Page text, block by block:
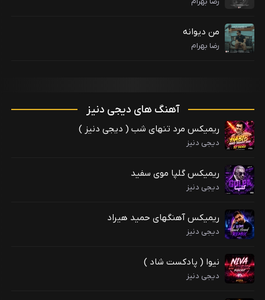
من دیوانه
رضا بهرام
آهنگ های دیجی دنیز
ریمیکس مرد تنهای شب ( دیجی دنیز )
دیجی دنیز
ریمیکس گلپا موی سفید
دیجی دنیز
ریمیکس آهنگهای حمید هیراد
دیجی دنیز
نیوا ( پادکست شاد )
دیجی دنیز